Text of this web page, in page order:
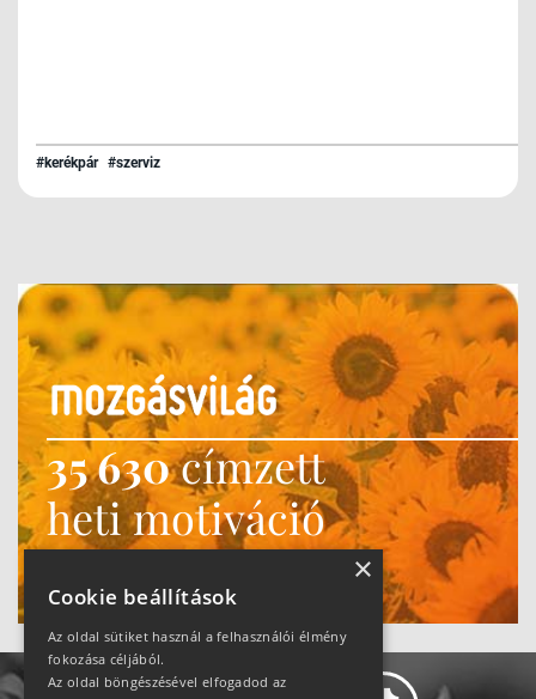
#kerékpár #szerviz
35 630címzett
heti motiváció
Ne maradj le!
×
Cookie beállítások
Az oldal sütiket használ a felhasználói élmény
fokozása céljából.
Az oldal böngészésével elfogadod az